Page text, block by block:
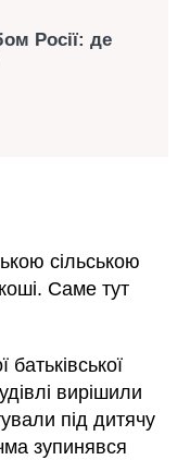
Росії: де
сільською
Саме тут
вирішили
під дитячу
зупинявся